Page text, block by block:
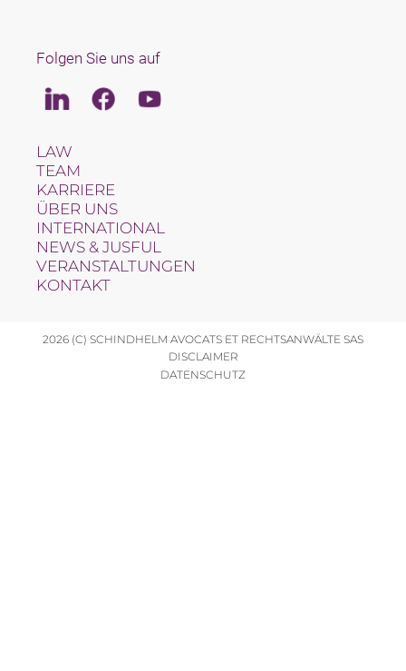
Folgen Sie uns auf
LinkedinFacebookYoutube
LAW
TEAM
KARRIERE
ÜBER UNS
INTERNATIONAL
NEWS & JUSFUL
VERANSTALTUNGEN
KONTAKT
2026 (C) SCHINDHELM AVOCATS ET RECHTSANWÄLTE SAS
DISCLAIMER
DATENSCHUTZ